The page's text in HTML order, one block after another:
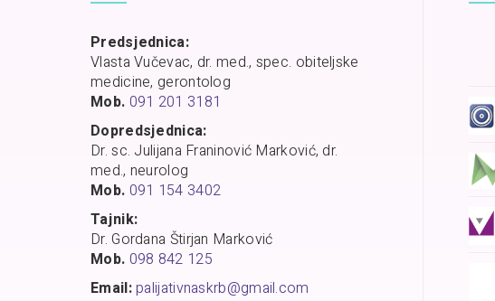
Predsjednica:
Vlasta Vučevac, dr. med., spec. obiteljske
medicine, gerontolog
Mob. 091 201 3181
Dopredsjednica:
Dr. sc. Julijana Franinović Marković, dr.
med., neurolog
Mob. 091 154 3402
Tajnik:
Dr. Gordana Štirjan Marković
Mob. 098 842 125
Email:palijativnaskrb@gmail.com